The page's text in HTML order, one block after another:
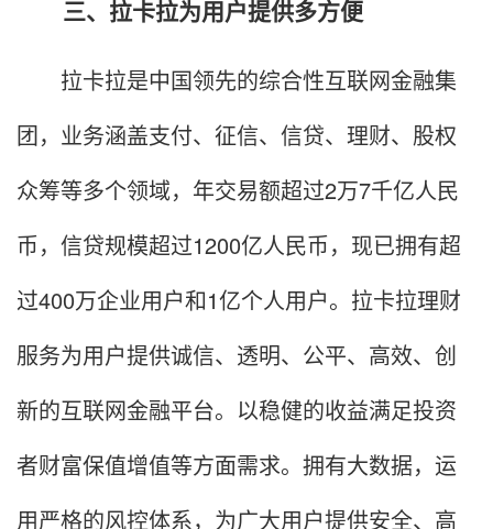
三、拉卡拉为用户提供多方便
拉卡拉是中国领先的综合性互联网金融集
团，业务涵盖支付、征信、信贷、理财、股权
众筹等多个领域，年交易额超过2万7千亿人民
币，信贷规模超过1200亿人民币，现已拥有超
过400万企业用户和1亿个人用户。拉卡拉理财
服务为用户提供诚信、透明、公平、高效、创
新的互联网金融平台。以稳健的收益满足投资
者财富保值增值等方面需求。拥有大数据，运
用严格的风控体系，为广大用户提供安全、高